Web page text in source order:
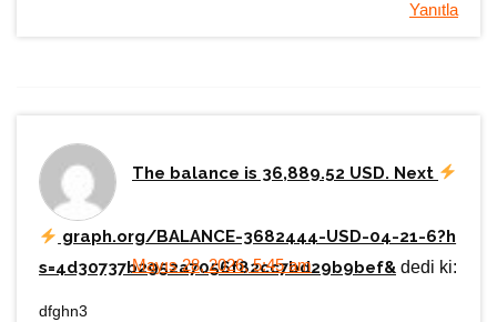
Yanıtla
The balance is 36,889.52 USD. Next
graph.org/BALANCE-3682444-USD-04-21-6?h
s=4d30737b2952a7056f82cc7bd29b9bef& dedi ki:
Mayıs 28, 2026, 5:45 am
dfghn3